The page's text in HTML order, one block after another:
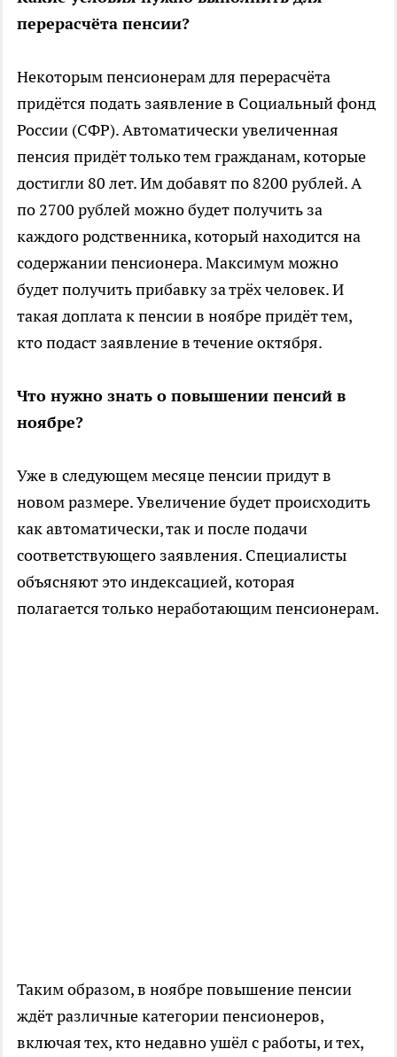
перерасчёта пенсии?
Некоторым пенсионерам для перерасчёта
придётся подать заявление в Социальный фонд
России (СФР). Автоматически увеличенная
пенсия придёт только тем гражданам, которые
достигли 80 лет. Им добавят по 8200 рублей. А
по 2700 рублей можно будет получить за
каждого родственника, который находится на
содержании пенсионера. Максимум можно
будет получить прибавку за трёх человек. И
такая доплата к пенсии в ноябре придёт тем,
кто подаст заявление в течение октября.
Что нужно знать о повышении пенсий в
ноябре?
Уже в следующем месяце пенсии придут в
новом размере. Увеличение будет происходить
как автоматически, так и после подачи
соответствующего заявления. Специалисты
объясняют это индексацией, которая
полагается только неработающим пенсионерам.
Таким образом, в ноябре повышение пенсии
ждёт различные категории пенсионеров,
включая тех, кто недавно ушёл с работы, и тех,